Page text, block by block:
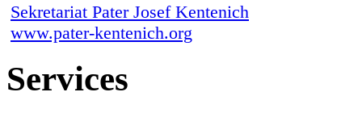
Sekretariat Pater Josef Kentenich
www.pater-kentenich.org
Services